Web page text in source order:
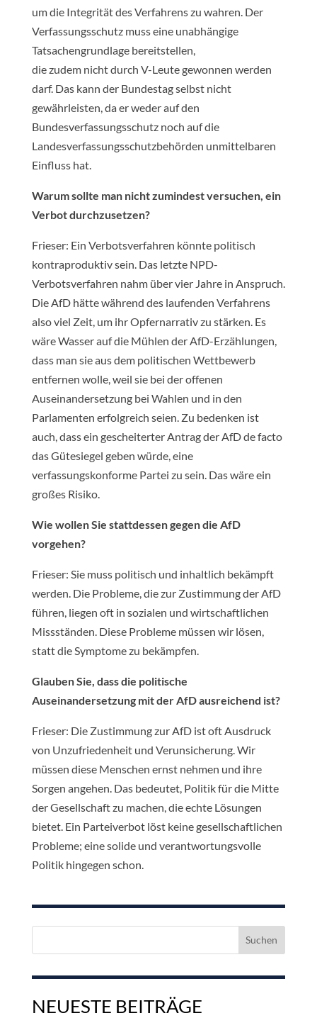
um die Integrität des Verfahrens zu wahren. Der
Verfassungsschutz muss eine unabhängige
Tatsachengrundlage bereitstellen,
die zudem nicht durch V-Leute gewonnen werden
darf. Das kann der Bundestag selbst nicht
gewährleisten, da er weder auf den
Bundesverfassungsschutz noch auf die
Landesverfassungsschutzbehörden unmittelbaren
Einfluss hat.
Warum sollte man nicht zumindest versuchen, ein
Verbot durchzusetzen?
Frieser: Ein Verbotsverfahren könnte politisch
kontraproduktiv sein. Das letzte NPD-
Verbotsverfahren nahm über vier Jahre in Anspruch.
Die AfD hätte während des laufenden Verfahrens
also viel Zeit, um ihr Opfernarrativ zu stärken. Es
wäre Wasser auf die Mühlen der AfD-Erzählungen,
dass man sie aus dem politischen Wettbewerb
entfernen wolle, weil sie bei der offenen
Auseinandersetzung bei Wahlen und in den
Parlamenten erfolgreich seien. Zu bedenken ist
auch, dass ein gescheiterter Antrag der AfD de facto
das Gütesiegel geben würde, eine
verfassungskonforme Partei zu sein. Das wäre ein
großes Risiko.
Wie wollen Sie stattdessen gegen die AfD
vorgehen?
Frieser: Sie muss politisch und inhaltlich bekämpft
werden. Die Probleme, die zur Zustimmung der AfD
führen, liegen oft in sozialen und wirtschaftlichen
Missständen. Diese Probleme müssen wir lösen,
statt die Symptome zu bekämpfen.
Glauben Sie, dass die politische
Auseinandersetzung mit der AfD ausreichend ist?
Frieser: Die Zustimmung zur AfD ist oft Ausdruck
von Unzufriedenheit und Verunsicherung. Wir
müssen diese Menschen ernst nehmen und ihre
Sorgen angehen. Das bedeutet, Politik für die Mitte
der Gesellschaft zu machen, die echte Lösungen
bietet. Ein Parteiverbot löst keine gesellschaftlichen
Probleme; eine solide und verantwortungsvolle
Politik hingegen schon.
Suchen
NEUESTE BEITRÄGE